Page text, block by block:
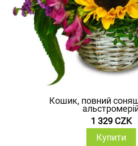
Кошик, повний
1 329 CZK
Купити